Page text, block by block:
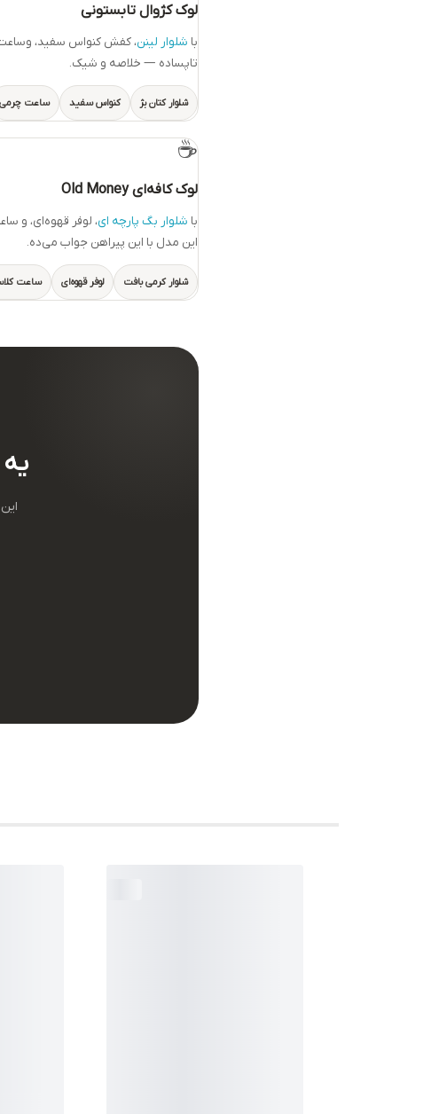
لوک کژوال تابستونی
با شلوار لینن، کفش کنواس سفید،
تاپساده — خلاصه و شیک.
شلوار کتان بژ کنواس سفید ساعت چرمی
☕
لوک کافه‌ای Old Money
با شلوار بگ پارچه ای، لوفر قهوه‌ای، و
این مدل با این پیراهن جواب می‌ده.
شلوار کرمی بافت لوفر قهوه‌ای ساعت